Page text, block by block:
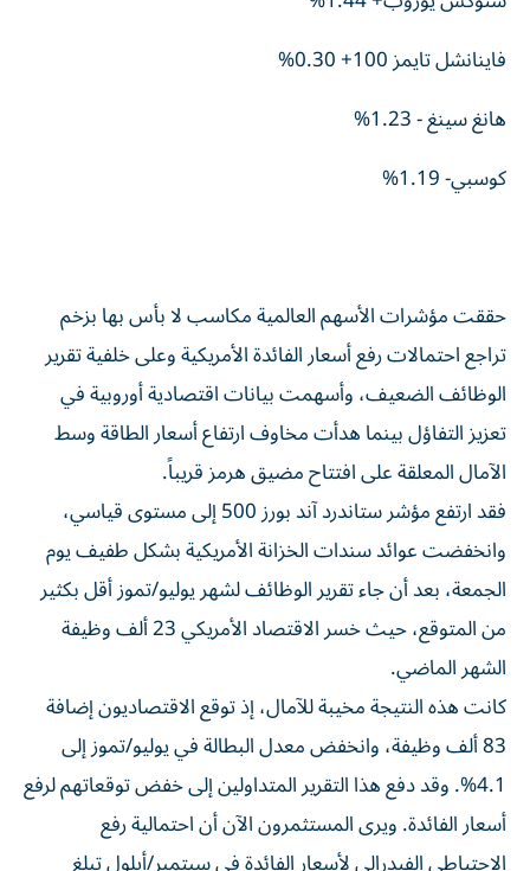
فاينانشل تايمز 100+ 0.30%
هانغ سينغ - 1.23%
كوسبي- 1.19%
حققت مؤشرات الأسهم العالمية مكاسب لا بأس بها بزخم
تراجع احتمالات رفع أسعار الفائدة الأمريكية وعلى خلفية تقرير
الوظائف الضعيف، وأسهمت بيانات اقتصادية أوروبية في
تعزيز التفاؤل بينما هدأت مخاوف ارتفاع أسعار الطاقة وسط
الآمال المعلقة على افتتاح مضيق هرمز قريباً.
فقد ارتفع مؤشر ستاندرد آند بورز 500 إلى مستوى قياسي،
وانخفضت عوائد سندات الخزانة الأمريكية بشكل طفيف يوم
الجمعة، بعد أن جاء تقرير الوظائف لشهر يوليو/تموز أقل بكثير
من المتوقع، حيث خسر الاقتصاد الأمريكي 23 ألف وظيفة
الشهر الماضي.
كانت هذه النتيجة مخيبة للآمال، إذ توقع الاقتصاديون إضافة
83 ألف وظيفة، وانخفض معدل البطالة في يوليو/تموز إلى
4.1%. وقد دفع هذا التقرير المتداولين إلى خفض توقعاتهم لرفع
أسعار الفائدة. ويرى المستثمرون الآن أن احتمالية رفع